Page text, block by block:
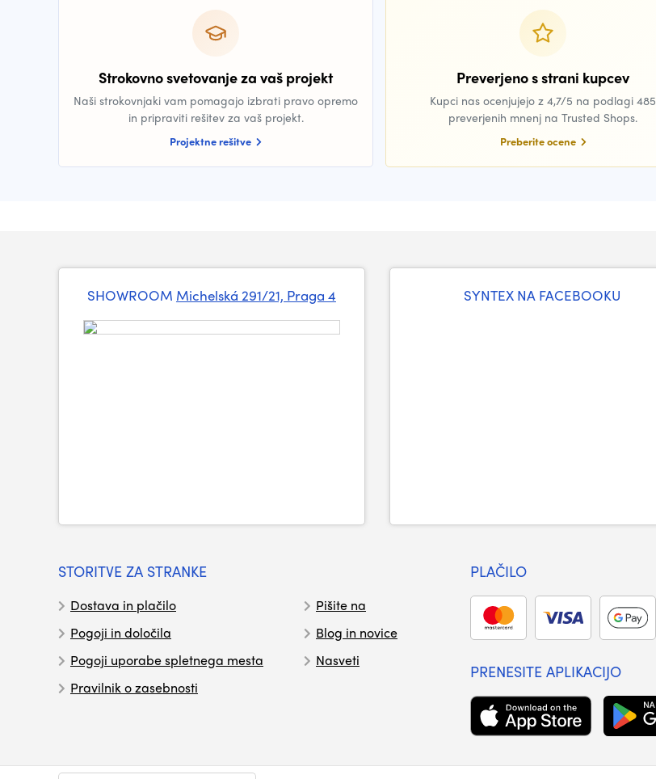
Strokovno svetovanje za vaš projekt
Naši strokovnjaki vam pomagajo izbrati pravo opremo
in pripraviti rešitev za vaš projekt.
Projektne rešitve
Preverjeno s strani kupcev
Kupci nas ocenjujejo z 4,7/5 na podlagi 485
preverjenih mnenj na Trusted Shops.
Preberite ocene
SHOWROOM Michelská 291/21, Praga 4 SYNTEX NA FACEBOOKU
STORITVE ZA STRANKE
Dostava in plačilo
Pogoji in določila
Pogoji uporabe spletnega mesta
Pravilnik o zasebnosti
Pišite na
Blog in novice
Nasveti
PLAČILO
PRENESITE APLIKACIJO